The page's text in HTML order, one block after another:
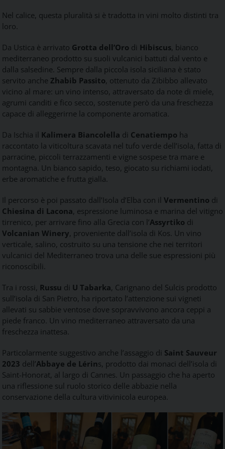
Nel calice, questa pluralità si è tradotta in vini molto distinti tra
loro.
Da Ustica è arrivato Grotta dell’Oro di Hibiscus, bianco
mediterraneo prodotto su suoli vulcanici battuti dal vento e
dalla salsedine. Sempre dalla piccola isola siciliana è stato
servito anche Zhabib Passito, ottenuto da Zibibbo allevato
vicino al mare: un vino intenso, attraversato da note di miele,
agrumi canditi e fico secco, sostenute però da una freschezza
capace di alleggerirne la componente aromatica.
Da Ischia il Kalimera Biancolella di Cenatiempo ha
raccontato la viticoltura scavata nel tufo verde dell’isola, fatta di
parracine, piccoli terrazzamenti e vigne sospese tra mare e
montagna. Un bianco sapido, teso, giocato su richiami iodati,
erbe aromatiche e frutta gialla.
Il percorso è poi passato dall’Isola d’Elba con il Vermentino di
Chiesina di Lacona, espressione luminosa e marina del vitigno
tirrenico, per arrivare fino alla Grecia con l’Assyrtiko di
Volcanian Winery, proveniente dall’isola di Kos. Un vino
verticale, salino, costruito su una tensione che nei territori
vulcanici del Mediterraneo trova una delle sue espressioni più
riconoscibili.
Tra i rossi, Russu di U Tabarka, Carignano del Sulcis prodotto
sull’isola di San Pietro, ha riportato l’attenzione sui vigneti
allevati su sabbie ventose dove sopravvivono ancora ceppi a
piede franco. Un vino mediterraneo attraversato da una
freschezza inattesa.
Particolarmente suggestivo anche l’assaggio di Saint Sauveur
2023 dell’Abbaye de Lérins, prodotto dai monaci dell’isola di
Saint-Honorat, al largo di Cannes. Un passaggio che ha aperto
una riflessione sul ruolo storico delle abbazie nella
conservazione della cultura vitivinicola europea.